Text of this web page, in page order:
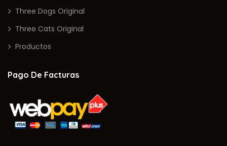
Three Dogs Original
Three Cats Original
Productos
Pago De Facturas